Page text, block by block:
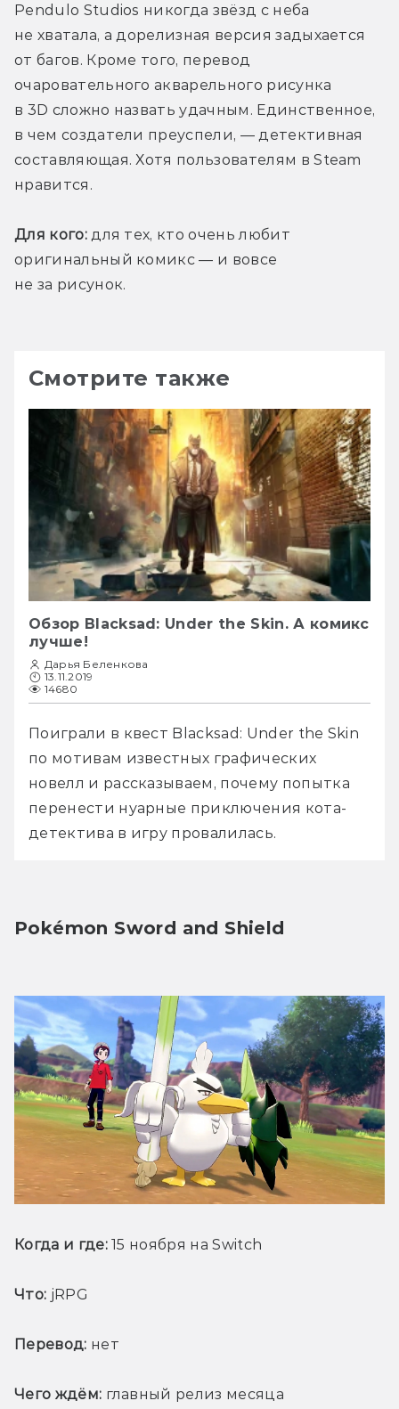
Pendulo Studios никогда звёзд с неба
не хватала, а дорелизная версия задыхается
от багов. Кроме того, перевод
очаровательного акварельного рисунка
в 3D сложно назвать удачным. Единственное,
в чем создатели преуспели, — детективная
составляющая. Хотя пользователям в Steam
нравится.
Для кого: для тех, кто очень любит
оригинальный комикс — и вовсе
не за рисунок.
Смотрите также
Обзор Blacksad: Under the Skin. А комикс
лучше!
Дарья Беленкова
13.11.2019
14680
Поиграли в квест Blacksad: Under the Skin
по мотивам известных графических
новелл и рассказываем, почему попытка
перенести нуарные приключения кота-
детектива в игру провалилась.
Pokémon Sword and Shield
Когда и где: 15 ноября на Switch
Что: jRPG
Перевод: нет
Чего ждём: главный релиз месяца